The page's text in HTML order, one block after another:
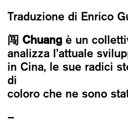
Traduzione di Enrico
闯 Chuang è un
analizza l’attuale
in Cina, le sue radici
di
coloro che ne sono
–